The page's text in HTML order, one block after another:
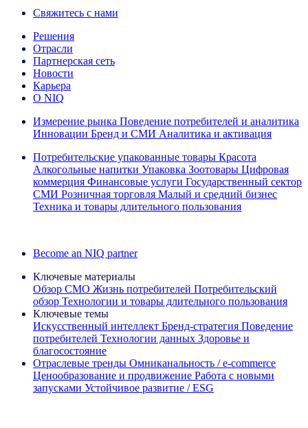
Свяжитесь с нами
Решения
Отрасли
Партнерская сеть
Новости
Карьера
О NIQ
Измерение рынка Поведение потребителей и аналитика
Инновации Бренд и СМИ Аналитика и активация
Потребительские упакованные товары Красота
Алкогольные напитки Упаковка Зоотовары Цифровая
коммерция Финансовые услуги Государственный сектор
СМИ Розничная торговля Малый и средний бизнес
Техника и товары длительного пользования
Become an NIQ partner
Ключевые материалы
Обзор CMO Жизнь потребителей Потребительский
обзор Технологии и товары длительного пользования
Ключевые темы
Искусственный интеллект Бренд‑стратегия Поведение
потребителей Технологии данных Здоровье и
благосостояние
Отраслевые тренды Омниканальность / e‑commerce
Ценообразование и продвижение Работа с новыми
запусками Устойчивое развитие / ESG